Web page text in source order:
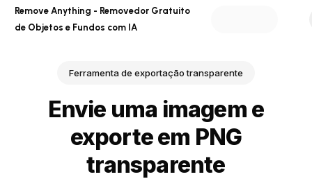
Remove Anything - Removedor Gratuito
de Objetos e Fundos com IA
Ferramenta de exportação transparente
Envie uma imagem e
exporte em PNG
transparente